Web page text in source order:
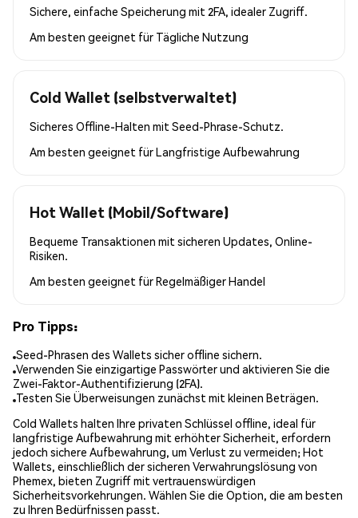
Sichere, einfache Speicherung mit 2FA, idealer Zugriff.
Am besten geeignet für Tägliche Nutzung
Cold Wallet (selbstverwaltet)
Sicheres Offline-Halten mit Seed-Phrase-Schutz.
Am besten geeignet fürLangfristige Aufbewahrung
Hot Wallet (Mobil/Software)
Bequeme Transaktionen mit sicheren Updates, Online-
Risiken.
Am besten geeignet fürRegelmäßiger Handel
Pro Tipps:
Seed-Phrasen des Wallets sicher offline sichern.
Verwenden Sie einzigartige Passwörter und aktivieren Sie die
Zwei-Faktor-Authentifizierung (2FA).
Testen Sie Überweisungen zunächst mit kleinen Beträgen.
Cold Wallets halten Ihre privaten Schlüssel offline, ideal für
langfristige Aufbewahrung mit erhöhter Sicherheit, erfordern
jedoch sichere Aufbewahrung, um Verlust zu vermeiden; Hot
Wallets, einschließlich der sicheren Verwahrungslösung von
Phemex, bieten Zugriff mit vertrauenswürdigen
Sicherheitsvorkehrungen. Wählen Sie die Option, die am besten
zu Ihren Bedürfnissen passt.